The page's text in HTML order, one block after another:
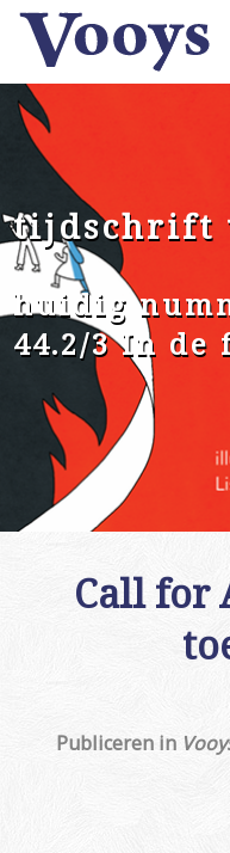
tijdschrift
huidig
44.2/3 In de
Call for
Publiceren in